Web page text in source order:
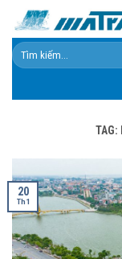
content
Tìm
kiếm:
TAG:
20
Th1